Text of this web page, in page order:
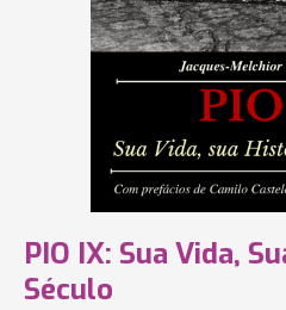
PIO IX: Sua Vida,
Século